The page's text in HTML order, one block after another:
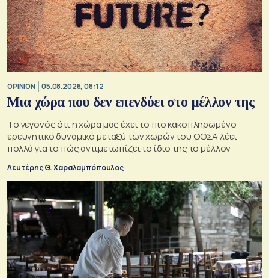
OPINION 05.08.2026, 08:12
Μια χώρα που δεν επενδύει στο μέλλον της
Το γεγονός ότι η χώρα μας έχει το πιο κακοπληρωμένο
ερευνητικό δυναμικό μεταξύ των χωρών του ΟΟΣΑ λέει
πολλά για το πώς αντιμετωπίζει το ίδιο της το μέλλον
Λευτέρης Θ. Χαραλαμπόπουλος